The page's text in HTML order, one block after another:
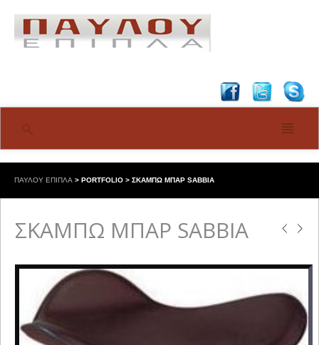
ΠΑΥΛΟΥ ΕΠΙΠΛΑ > PORTFOLIO > ΣΚΑΜΠΩ ΜΠΑΡ SABBIA
ΣΚΑΜΠΩ ΜΠΑΡ SABBIA